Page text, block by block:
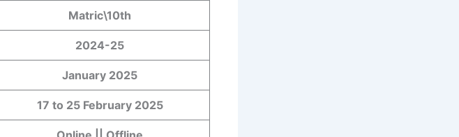
Matric\10th
2024-25
January 2025
17 to 25 February 2025